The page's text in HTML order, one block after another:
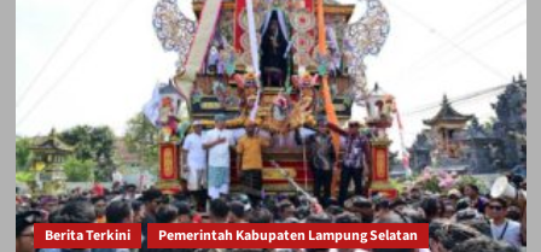
Berita Terkini Pemerintah Kabupaten Lampung Selatan